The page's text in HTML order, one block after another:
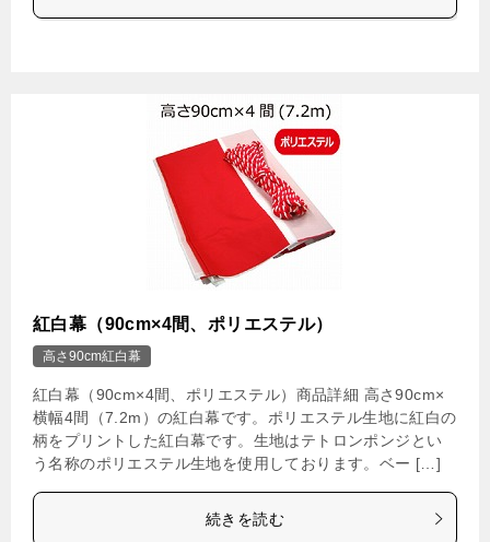
紅白幕（90cm×4間、ポリエステル）
高さ90cm紅白幕
紅白幕（90cm×4間、ポリエステル）商品詳細 高さ90cm×
横幅4間（7.2m）の紅白幕です。ポリエステル生地に紅白の
柄をプリントした紅白幕です。生地はテトロンポンジとい
う名称のポリエステル生地を使用しております。ベー […]
続きを読む